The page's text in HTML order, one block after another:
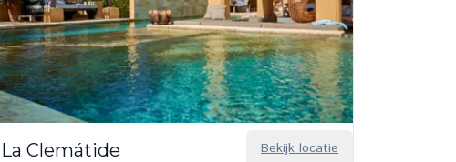
Bekijk locatie
La Clemátide